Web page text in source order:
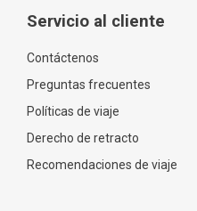
Servicio al cliente
Contáctenos
Preguntas frecuentes
Políticas de viaje
Derecho de retracto
Recomendaciones de viaje